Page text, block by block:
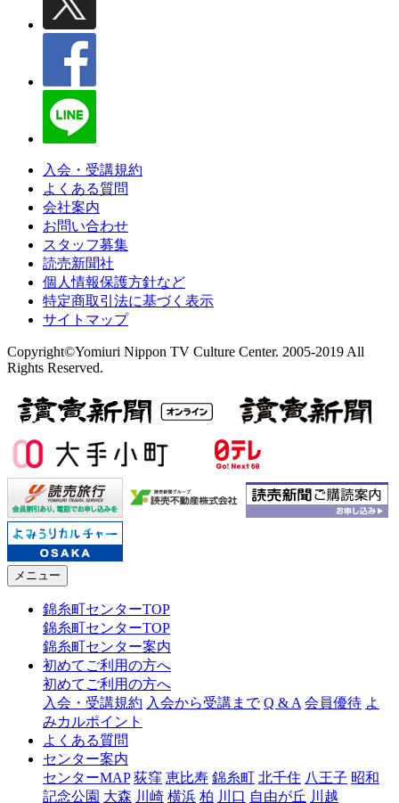
入会・受講規約
よくある質問
会社案内
お問い合わせ
スタッフ募集
読売新聞社
個人情報保護方針など
特定商取引法に基づく表示
サイトマップ
Copyright©Yomiuri Nippon TV Culture Center. 2005-2019 All
Rights Reserved.
メニュー
錦糸町センターTOP
錦糸町センターTOP
錦糸町センター案内
初めてご利用の方へ
初めてご利用の方へ
入会・受講規約 入会から受講まで Q & A 会員優待 よ
みカルポイント
よくある質問
センター案内
センターMAP 荻窪 恵比寿 錦糸町 北千住 八王子 昭和
記念公園 大森 川崎 横浜 柏 川口 自由が丘 川越